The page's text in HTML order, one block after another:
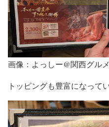
画像：よっしー@関西グルメ
トッピングも豊富になってい